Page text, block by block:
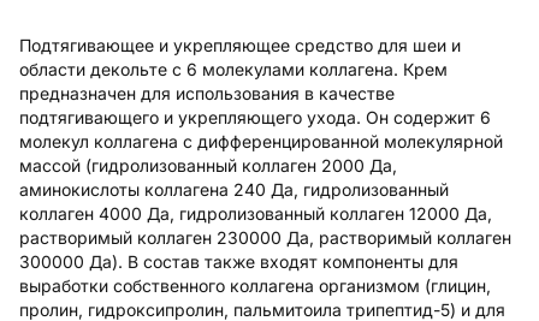
Подтягивающее и укрепляющее средство для шеи и
области декольте с 6 молекулами коллагена. Крем
предназначен для использования в качестве
подтягивающего и укрепляющего ухода. Он содержит 6
молекул коллагена с дифференцированной молекулярной
массой (гидролизованный коллаген 2000 Да,
аминокислоты коллагена 240 Да, гидролизованный
коллаген 4000 Да, гидролизованный коллаген 12000 Да,
растворимый коллаген 230000 Да, растворимый коллаген
300000 Да). В состав также входят компоненты для
выработки собственного коллагена организмом (глицин,
пролин, гидроксипролин, пальмитоила трипептид-5) и для